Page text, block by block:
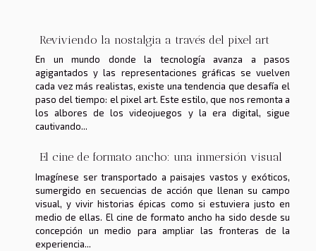
Reviviendo la nostalgia a través del pixel art
En un mundo donde la tecnología avanza a pasos
agigantados y las representaciones gráficas se vuelven
cada vez más realistas, existe una tendencia que desafía el
paso del tiempo: el pixel art. Este estilo, que nos remonta a
los albores de los videojuegos y la era digital, sigue
cautivando...
El cine de formato ancho: una inmersión visual
Imagínese ser transportado a paisajes vastos y exóticos,
sumergido en secuencias de acción que llenan su campo
visual, y vivir historias épicas como si estuviera justo en
medio de ellas. El cine de formato ancho ha sido desde su
concepción un medio para ampliar las fronteras de la
experiencia...